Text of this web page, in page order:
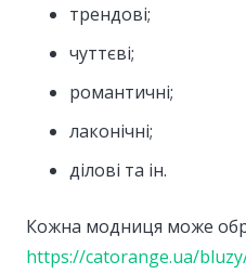
трендові;
чуттєві;
романтичні;
лаконічні;
ділові та ін.
Кожна модниця може
https://catorange.ua/